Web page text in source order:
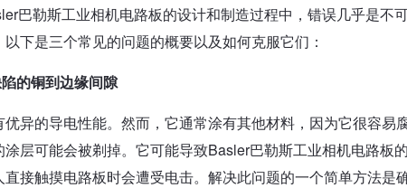
巴勒斯工业相机电路板的设计和制造过程中，错误几乎是不
以下是三个常见的问题的概要以及如何克服它们：
的铜到边缘间隙
优异的导电性能。然而，它通常涂有其他材料，因为它很容
涂层可能会被剃掉。它可能导致Basler巴勒斯工业相机电路板
直接触摸电路板时会遭受电击。解决此问题的一个简单方法